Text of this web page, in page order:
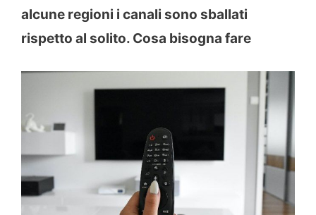
alcune regioni i canali sono sballati
rispetto al solito. Cosa bisogna fare